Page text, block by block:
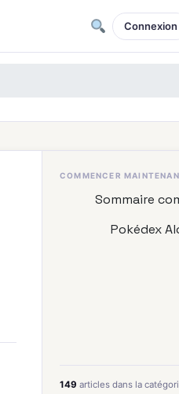
Connexion
COMMENCER
Sommaire
Pokédex
149 articles dans la